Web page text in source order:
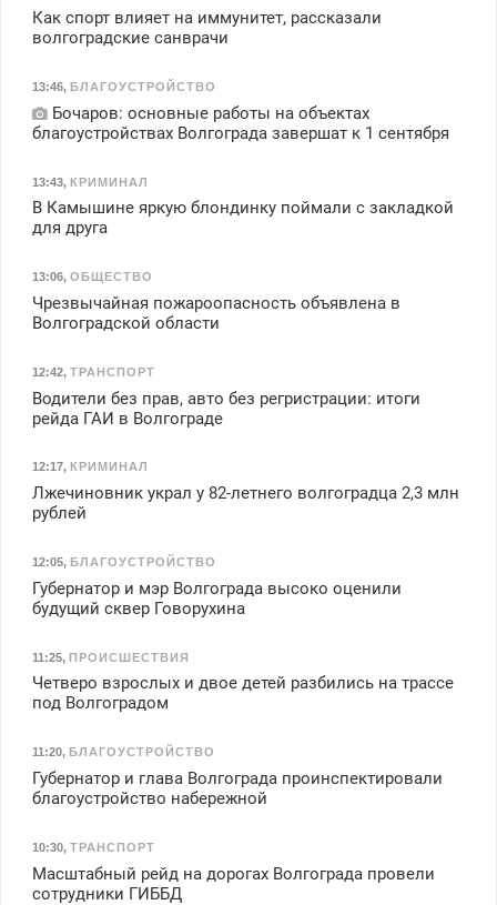
Как спорт влияет на иммунитет, рассказали
волгоградские санврачи
13:46, БЛАГОУСТРОЙСТВО
Бочаров: основные работы на объектах
благоустройствах Волгограда завершат к 1 сентября
13:43, КРИМИНАЛ
В Камышине яркую блондинку поймали с закладкой
для друга
13:06, ОБЩЕСТВО
Чрезвычайная пожароопасность объявлена в
Волгоградской области
12:42, ТРАНСПОРТ
Водители без прав, авто без регристрации: итоги
рейда ГАИ в Волгограде
12:17, КРИМИНАЛ
Лжечиновник украл у 82-летнего волгоградца 2,3 млн
рублей
12:05, БЛАГОУСТРОЙСТВО
Губернатор и мэр Волгограда высоко оценили
будущий сквер Говорухина
11:25, ПРОИСШЕСТВИЯ
Четверо взрослых и двое детей разбились на трассе
под Волгоградом
11:20, БЛАГОУСТРОЙСТВО
Губернатор и глава Волгограда проинспектировали
благоустройство набережной
10:30, ТРАНСПОРТ
Масштабный рейд на дорогах Волгограда провели
сотрудники ГИББД